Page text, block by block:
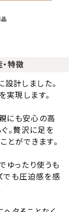
特徴
計しました。
現します。
も安心の高
。贅沢に足を
とができます。
ったり使うも
でも圧迫感を感